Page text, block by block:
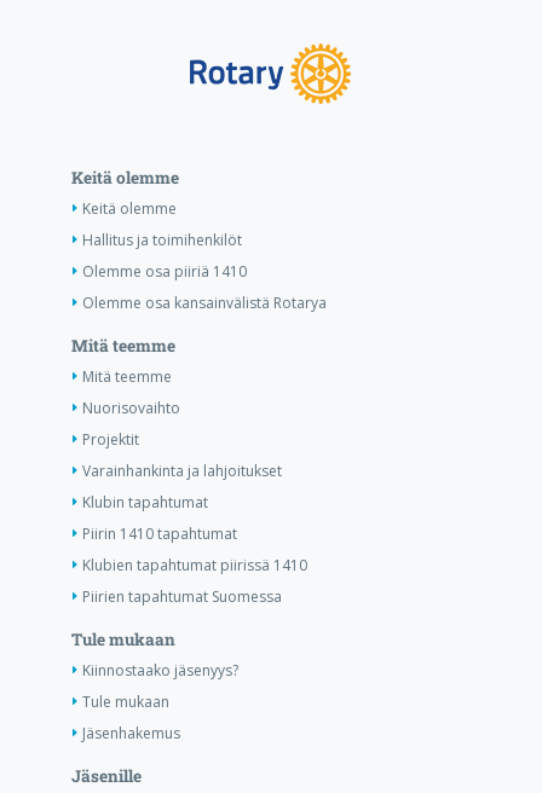
Keitä olemme
Keitä olemme
Hallitus ja toimihenkilöt
Olemme osa piiriä 1410
Olemme osa kansainvälistä Rotarya
Mitä teemme
Mitä teemme
Nuorisovaihto
Projektit
Varainhankinta ja lahjoitukset
Klubin tapahtumat
Piirin 1410 tapahtumat
Klubien tapahtumat piirissä 1410
Piirien tapahtumat Suomessa
Tule mukaan
Kiinnostaako jäsenyys?
Tule mukaan
Jäsenhakemus
Jäsenille